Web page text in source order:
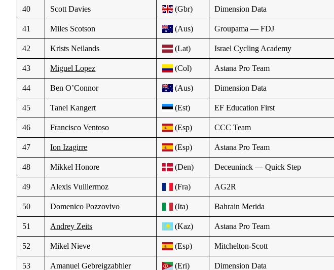
40 Scott Davies (Gbr) Dimension Data
41 Miles Scotson (Aus) Groupama — FDJ
42 Krists Neilands (Lat) Israel Cycling Academy
43 Miguel Lopez (Col) Astana Pro Team
44 Ben O’Connor (Aus) Dimension Data
45 Tanel Kangert (Est) EF Education First
46 Francisco Ventoso (Esp) CCC Team
47 Ion Izagirre (Esp) Astana Pro Team
48 Mikkel Honore (Den) Deceuninck — Quick Step
49 Alexis Vuillermoz (Fra) AG2R
50 Domenico Pozzovivo (Ita) Bahrain Merida
51 Andrey Zeits (Kaz) Astana Pro Team
52 Mikel Nieve (Esp) Mitchelton-Scott
53 Amanuel Gebreigzabhier (Eri) Dimension Data